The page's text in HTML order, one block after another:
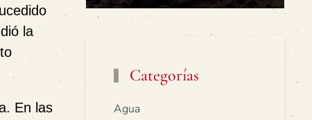
la
En las
Categorías
Agua